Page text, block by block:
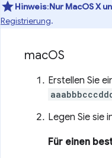
Hinweis:Nur MacOS X
Registrierung.
macOS
Erstellen Sie
Legen Sie sie
Für einen